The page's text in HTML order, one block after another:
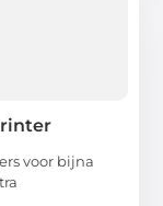
voor bijna